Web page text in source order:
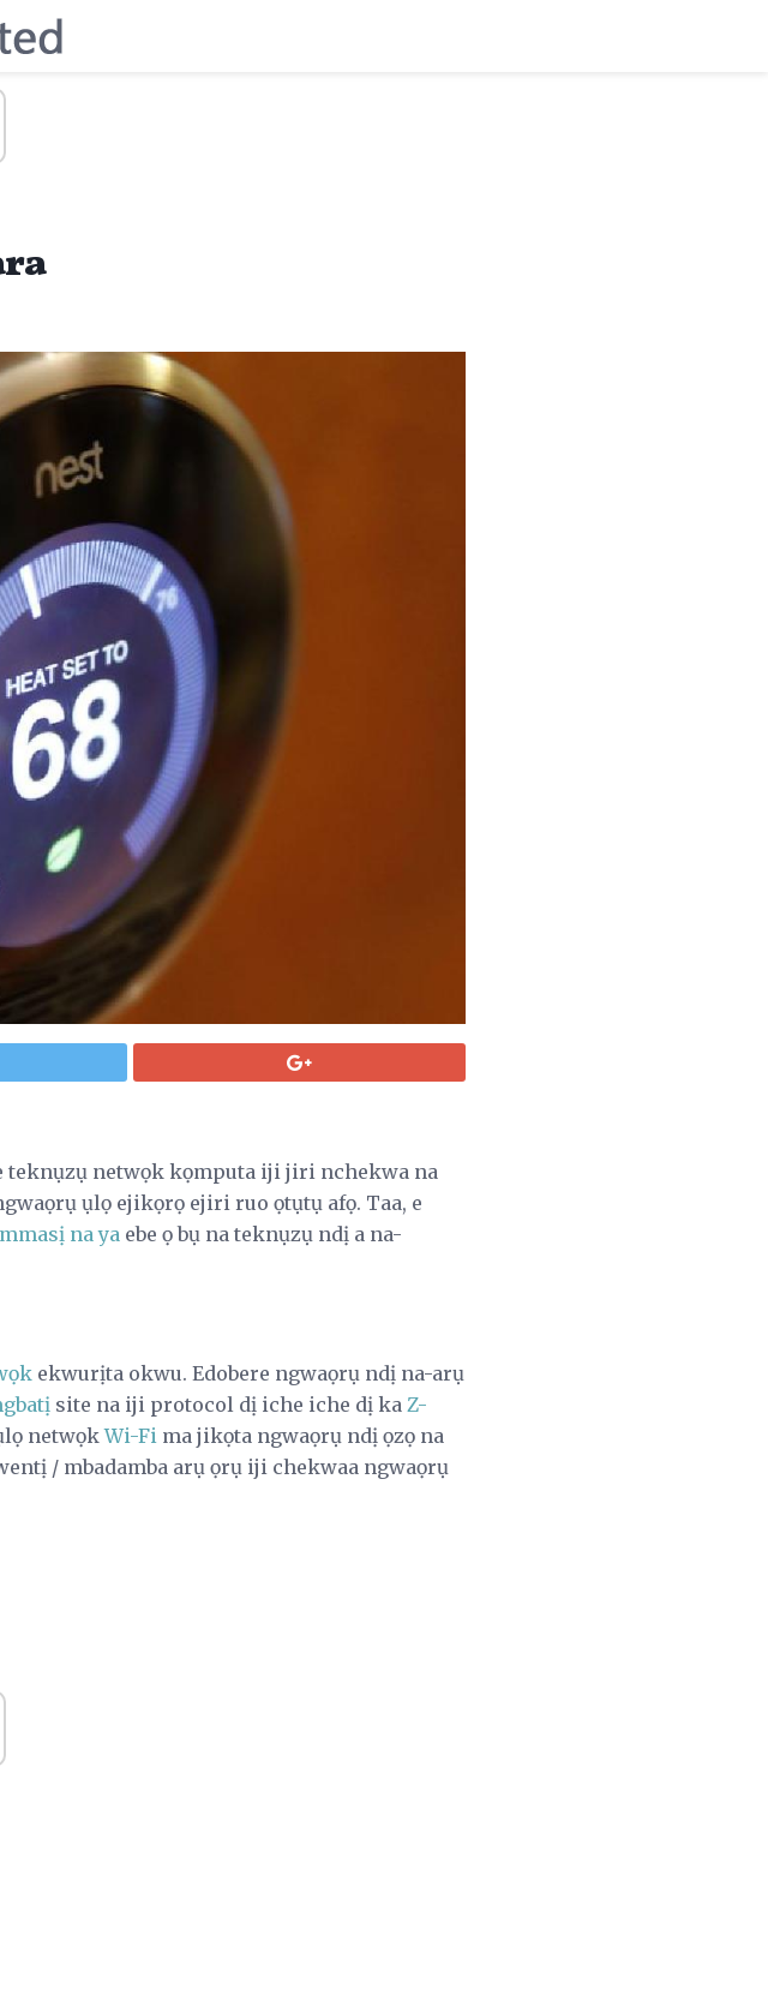
teknụzụ netwọk kọmputa iji jiri nchekwa na
ụlọ ejikọrọ ejiri ruo ọtụtụ afọ. Taa, e
na ya ebe ọ bụ na teknụzụ ndị a na-
ekwurịta okwu. Edobere ngwaọrụ ndị na-arụ
site na iji protocol dị iche iche dị ka Z-
netwọkWi-Fi ma jikọta ngwaọrụ ndị ọzọ na
/ mbadamba arụ ọrụ iji chekwaa ngwaọrụ